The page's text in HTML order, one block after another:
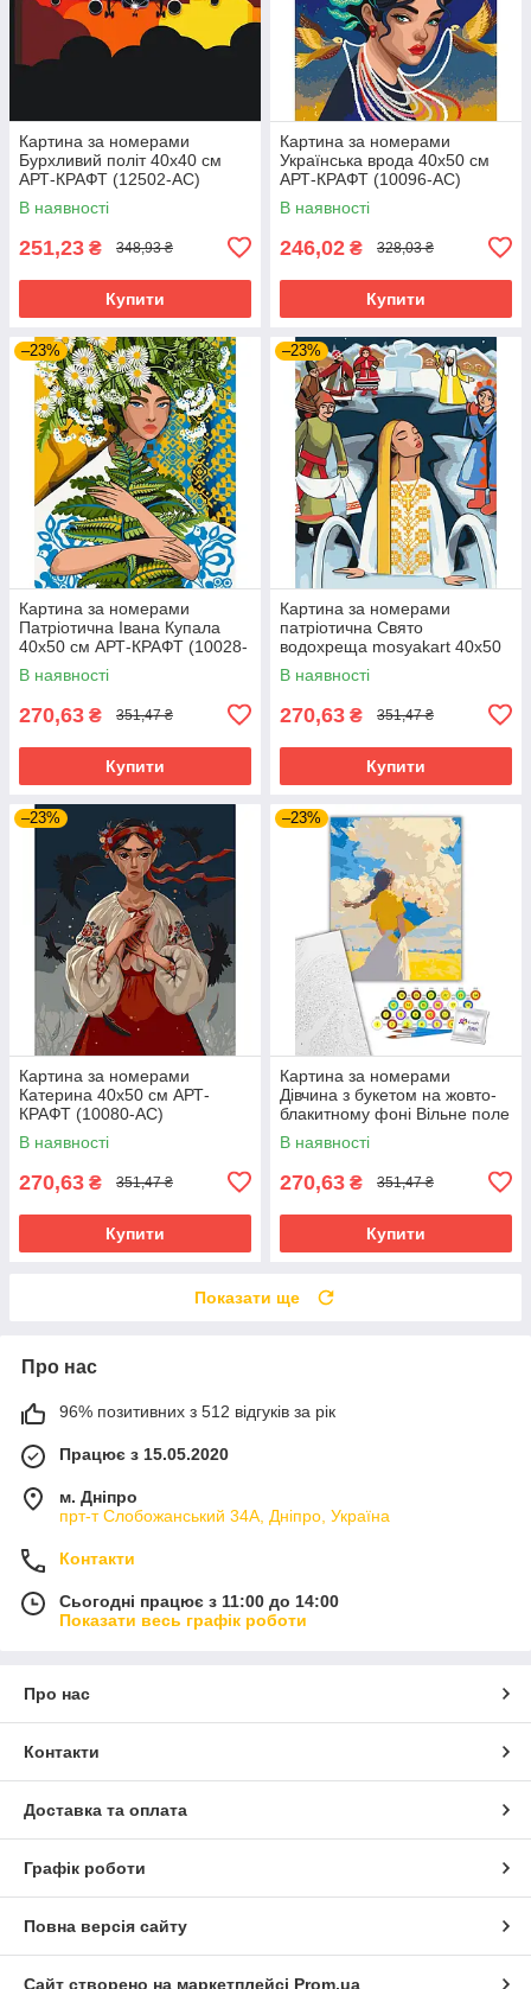
Картина за номерами
Бурхливий політ 40х40 см
АРТ-КРАФТ (12502-AC)
В наявності
251,23 ₴ 348,93 ₴
Купити
Картина за номерами
Українська врода 40х50 см
АРТ-КРАФТ (10096-AC)
В наявності
246,02 ₴ 328,03 ₴
Купити
–23%
Картина за номерами
Патріотична Івана Купала
40х50 см АРТ-КРАФТ (10028-
AC)
В наявності
270,63 ₴ 351,47 ₴
Купити
–23%
Картина за номерами
патріотична Свято
водохреща mosyakart 40х50
см АРТ-КРАФТ (10069-AC)
В наявності
270,63 ₴ 351,47 ₴
Купити
–23%
Картина за номерами
Катерина 40х50 см АРТ-
КРАФТ (10080-AC)
В наявності
270,63 ₴ 351,47 ₴
Купити
–23%
Картина за номерами
Дівчина з букетом на жовто-
блакитному фоні Вільне поле
40х50 см Art Craft (10195-AC)
В наявності
270,63 ₴ 351,47 ₴
Купити
Показати ще
Про нас
96% позитивних з 512 відгуків за рік
Працює з 15.05.2020
м. Дніпро
прт-т Слобожанський 34А, Дніпро, Україна
Контакти
Сьогодні працює з 11:00 до 14:00
Показати весь графік роботи
Про нас
Контакти
Доставка та оплата
Графік роботи
Повна версія сайту
Сайт створено на маркетплейсі Prom.ua